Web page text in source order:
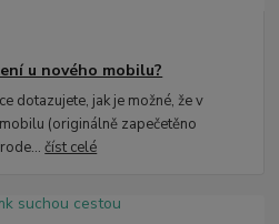
u nového mobilu?
dotazujete, jak je možné, že v
(originálně zapečetěno
číst celé